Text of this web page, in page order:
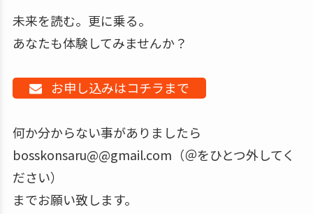
未来を読む。更に乗る。
あなたも体験してみませんか？
お申し込みはコチラまで
何か分からない事がありましたら
bosskonsaru@@gmail.com（＠をひとつ外してく
ださい）
までお願い致します。